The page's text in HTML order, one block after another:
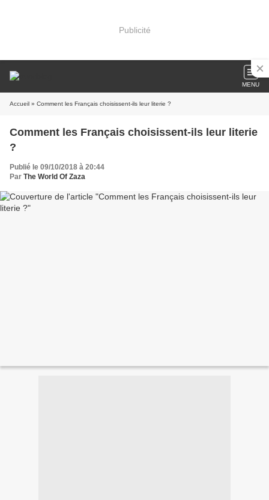
Publicité
MENU
Accueil » Comment les Français choisissent-ils leur literie ?
Comment les Français choisissent-ils leur literie
?
Publié le 09/10/2018 à 20:44
Par The World Of Zaza